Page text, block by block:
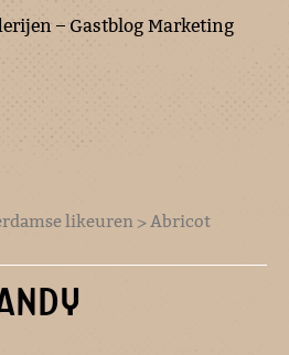
– Gastblog Marketing
likeuren > Abricot